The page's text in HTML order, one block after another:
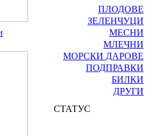
ПЛОДОВЕ
ЗЕЛЕНЧУЦИ
МЕСНИ
МЛЕЧНИ
МОРСКИ ДАРОВЕ
ПОДПРАВКИ
БИЛКИ
ДРУГИ
СТАТУС